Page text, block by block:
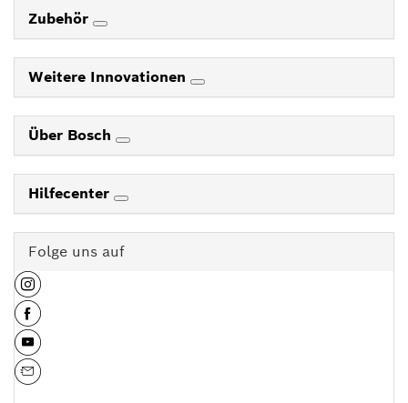
Zubehör
Weitere Innovationen
Über Bosch
Hilfecenter
Folge uns auf